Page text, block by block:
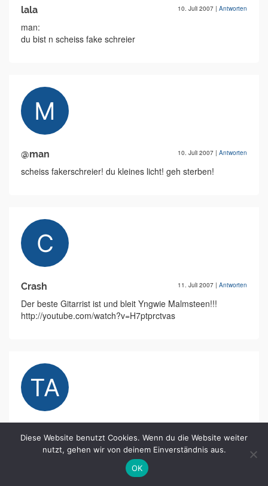
lala 10. Juli 2007 | Antworten
man:
du bist n scheiss fake schreier
@man 10. Juli 2007 | Antworten
scheiss fakerschreier! du kleines licht! geh sterben!
Crash 11. Juli 2007 | Antworten
Der beste Gitarrist ist und bleit Yngwie Malmsteen!!!
http://youtube.com/watch?v=H7ptprctvas
naja... krasse skills fingermäßig aber die kreativität hat der
gute irgendwie vergessen... imma des gleiche pattern
(didldidudldididldididldu...)^^
Diese Website benutzt Cookies. Wenn du die Website weiter
nutzt, gehen wir von deinem Einverständnis aus.
OK